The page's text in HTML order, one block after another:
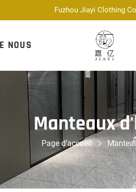
Fuzhou Jiayi Clothing
NOUS
Manteaux
Page d’accueil